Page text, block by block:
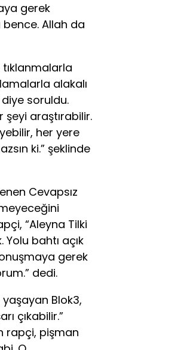
gerek
bence. Allah da
alakalı
soruldu.
araştırabilir.
her yere
ki.” şeklinde
Cevapsız
“Aleyna Tilki
bahtı açık
gerek
dedi.
Blok3,
çıkabilir.”
rapçi, pişman